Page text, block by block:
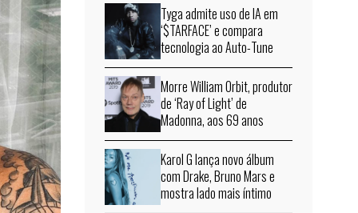
Tyga admite uso de IA em
‘$TARFACE’ e compara
tecnologia ao Auto-Tune
Morre William Orbit, produtor
de ‘Ray of Light’ de
Madonna, aos 69 anos
Karol G lança novo álbum
com Drake, Bruno Mars e
mostra lado mais íntimo